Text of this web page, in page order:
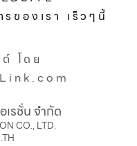
ของเรา เร็วๆนี้
โดย
รชั่น จำกัด
CO., LTD.